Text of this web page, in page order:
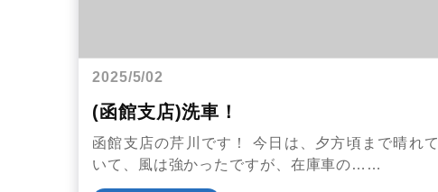
2025/5/02
(函館支店)洗車！
函館支店の芹川です！ 今日は、夕方頃まで晴れて
いて、風は強かったですが、在庫車の……